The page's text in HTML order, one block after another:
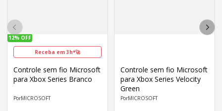
12% OFF
Receba em 3h*🚀
Controle sem fio Microsoft
para Xbox Series Branco
MICROSOFT
Controle sem fio Microsoft
para Xbox Series Velocity
Green
MICROSOFT